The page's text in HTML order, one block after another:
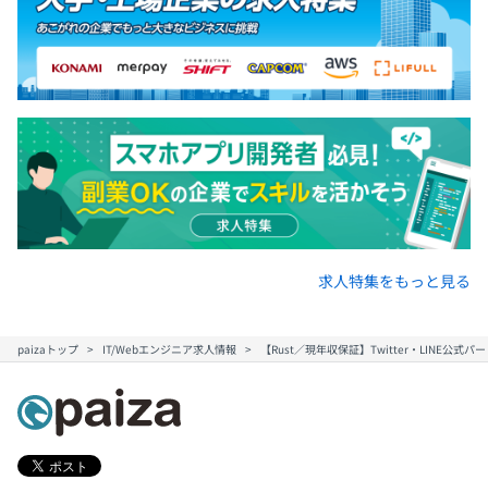
求人特集をもっと見る
paizaトップ IT/Webエンジニア求人情報 【Rust／現年収保証】Twitter・LINE公式パ